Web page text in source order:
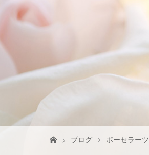
ブログ ポーセラーツ